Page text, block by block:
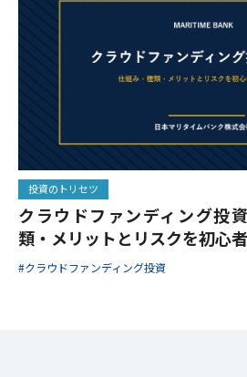
投資のトリセツ
クラウドファンディング投
類・メリットとリスクを初心
#クラウドファンディング投資